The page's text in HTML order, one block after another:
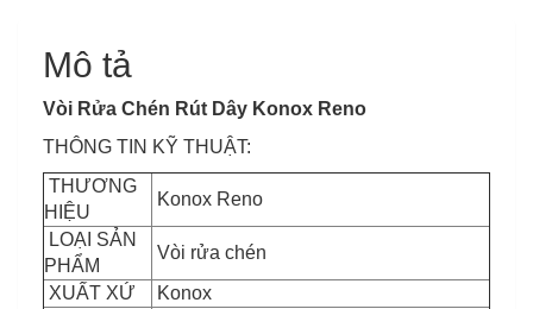
Mô tả
Vòi Rửa Chén Rút Dây Konox Reno
THÔNG TIN KỸ THUẬT:
THƯƠNG
HIỆU
Konox Reno
LOẠI SẢN
PHẨM
Vòi rửa chén
XUẤT XỨ
Konox